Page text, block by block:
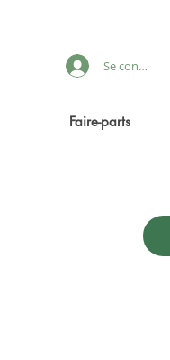
Se connecter
Faire-parts